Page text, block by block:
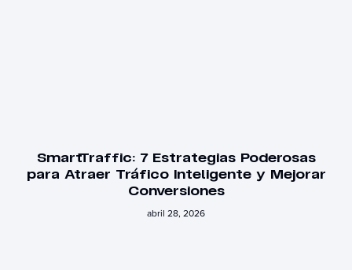
SmartTraffic: 7 Estrategias Poderosas
para Atraer Tráfico Inteligente y Mejorar
Conversiones
abril 28, 2026